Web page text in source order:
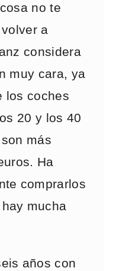
no te
a
considera
muy cara, ya
los coches
20 y los 40
más
Ha
comprarlos
mucha
años con